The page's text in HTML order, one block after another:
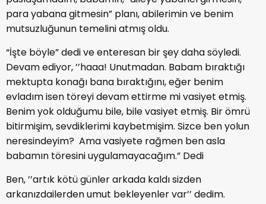
para yabana gitmesin” planı, abilerimin ve benim
mutsuzluğunun temelini atmış oldu.
“İşte böyle” dedi ve enteresan bir şey daha söyledi.
Devam ediyor, ’’haaa! Unutmadan. Babam bıraktığı
mektupta konağı bana bıraktığını, eğer benim
evladım isen töreyi devam ettirme mi vasiyet etmiş.
Benim yok olduğumu bile, bile vasiyet etmiş. Bir ömrü
bitirmişim, sevdiklerimi kaybetmişim. Sizce ben yolun
neresindeyim? Ama vasiyete rağmen ben asla
babamın töresini uygulamayacağım.” Dedi
Ben, ’’artık kötü günler arkada kaldı sizden
arkanızdailerden umut bekleyenler var’’ dedim.